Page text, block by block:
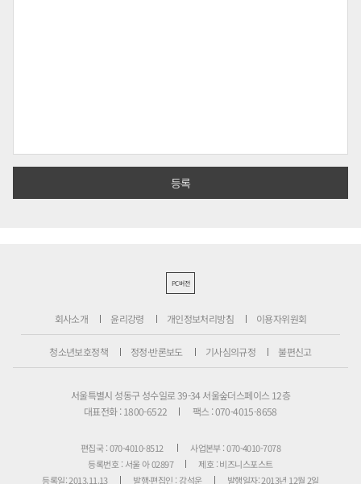
PC버전
회사소개 윤리강령 개인정보처리방침 이용자위원회
청소년보호정책 정정·반론보도 기사심의규정 불편신고
서울특별시 성동구 성수일로 39-34 서울숲더스페이스 12층
대표전화 : 1800-6522
팩스 : 070-4015-8658
편집국 : 070-4010-8512
사업본부 : 070-4010-7078
등록번호 : 서울 아 02897
제호 : 비즈니스포스트
등록일: 2013.11.13
발행·편집인 : 강석운 발행일자: 2013년 12월 2일